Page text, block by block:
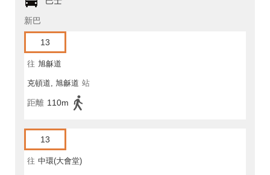
新巴
13
往 旭龢道
克頓道, 旭龢道 站
距離 110m
13
往 中環(大會堂)